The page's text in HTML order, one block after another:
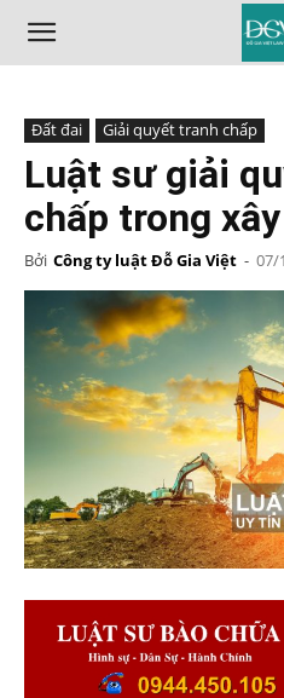
Đất đai Giải quyết tranh chấp
Luật sư giải
chấp trong
Bởi Công ty luật Đỗ Gia Việt - 07/